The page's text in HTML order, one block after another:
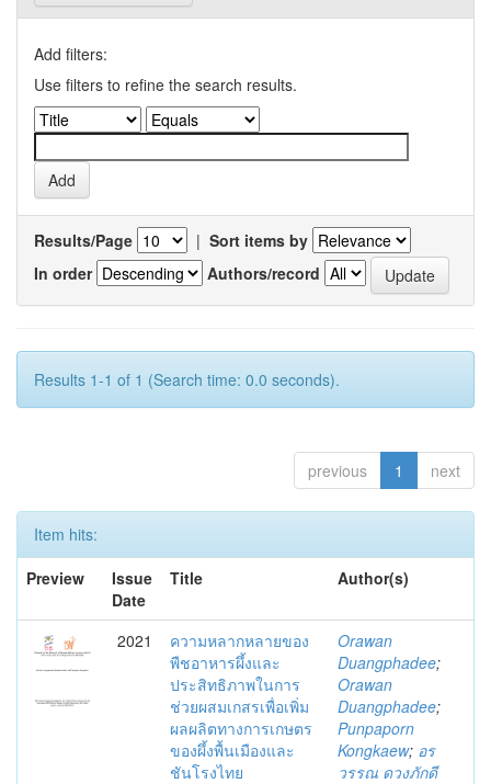
Add filters:
Use filters to refine the search results.
Results/Page | Sort items by
In order
Authors/record
Results 1-1 of 1 (Search time: 0.0 seconds).
previous 1 next
Item hits:
Preview
Issue
Date
Title Author(s)
2021
ความหลากหลายของ
พืชอาหารผึ้งและ
ประสิทธิภาพในการ
ช่วยผสมเกสรเพื่อเพิ่ม
ผลผลิตทางการเกษตร
ของผึ้งพื้นเมืองและ
ชันโรงไทย
Orawan
Duangphadee;
Orawan
Duangphadee;
Punpaporn
Kongkaew; อร
วรรณ ดวงภักดี